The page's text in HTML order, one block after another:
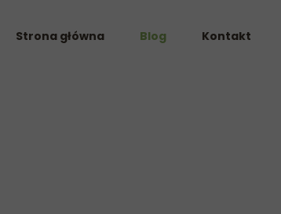
Strona główna Blog Kontakt